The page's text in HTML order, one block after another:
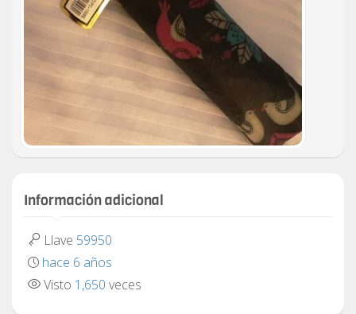
Información adicional
Llave 59950
hace 6 años
Visto 1,650 veces